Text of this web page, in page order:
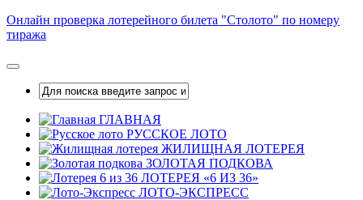
Skip
to
Онлайн проверка лотерейного билета "Столото" по номеру
тиража
ГЛАВНАЯ
РУССКОЕ ЛОТО
ЖИЛИЩНАЯ ЛОТЕРЕЯ
ЗОЛОТАЯ ПОДКОВА
ЛОТЕРЕЯ «6 ИЗ 36»
ЛОТО-ЭКСПРЕСС